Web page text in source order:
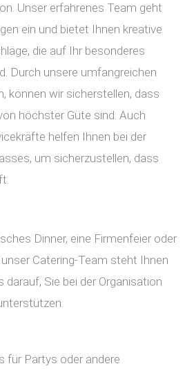
Unser erfahrenes Team geht
ein und bietet Ihnen kreative
die auf Ihr besonderes
Durch unsere umfangreichen
können wir sicherstellen, dass
höchster Güte sind. Auch
helfen Ihnen bei der
um sicherzustellen, dass
Dinner, eine Firmenfeier oder
Catering-Team steht Ihnen
darauf, Sie bei der Organisation
für Partys oder andere